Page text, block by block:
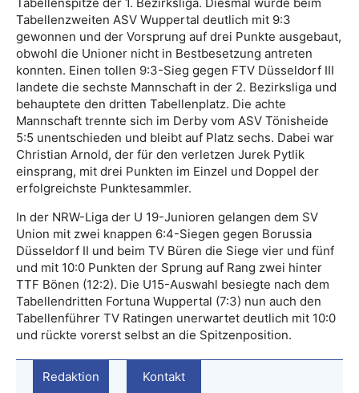
Tabellenzweiten ASV Wuppertal deutlich mit 9:3
gewonnen und der Vorsprung auf drei Punkte ausgebaut,
obwohl die Unioner nicht in Bestbesetzung antreten
konnten. Einen tollen 9:3-Sieg gegen FTV Düsseldorf III
landete die sechste Mannschaft in der 2. Bezirksliga und
behauptete den dritten Tabellenplatz. Die achte
Mannschaft trennte sich im Derby vom ASV Tönisheide
5:5 unentschieden und bleibt auf Platz sechs. Dabei war
Christian Arnold, der für den verletzen Jurek Pytlik
einsprang, mit drei Punkten im Einzel und Doppel der
erfolgreichste Punktesammler.
In der NRW-Liga der U 19-Junioren gelangen dem SV
Union mit zwei knappen 6:4-Siegen gegen Borussia
Düsseldorf II und beim TV Büren die Siege vier und fünf
und mit 10:0 Punkten der Sprung auf Rang zwei hinter
TTF Bönen (12:2). Die U15-Auswahl besiegte nach dem
Tabellendritten Fortuna Wuppertal (7:3) nun auch den
Tabellenführer TV Ratingen unerwartet deutlich mit 10:0
und rückte vorerst selbst an die Spitzenposition.
Redaktion Kontakt